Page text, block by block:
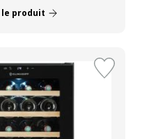
le produit